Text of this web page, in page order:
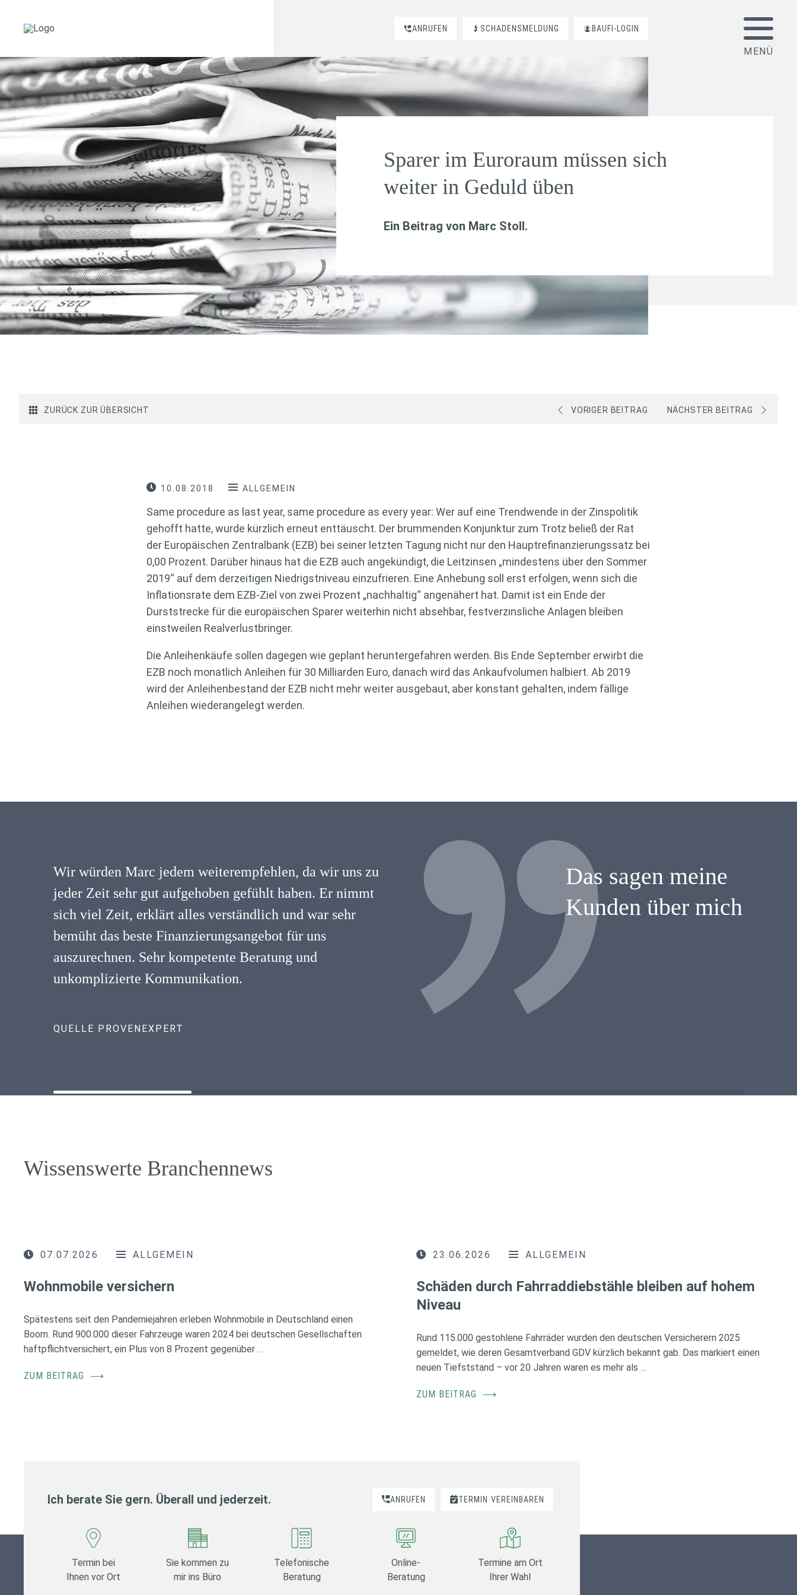
ANRUFEN SCHADENSMELDUNG BAUFI-LOGIN
Sparer im Euroraum müssen sich
weiter in Geduld üben
Ein Beitrag von Marc Stoll.
ZURÜCK ZUR ÜBERSICHT VORIGER BEITRAG NÄCHSTER BEITRAG
10.08.2018 ALLGEMEIN
Same procedure as last year, same procedure as every year: Wer auf eine Trendwende in der Zinspolitik
gehofft hatte, wurde kürzlich erneut enttäuscht. Der brummenden Konjunktur zum Trotz beließ der Rat
der Europäischen Zentralbank (EZB) bei seiner letzten Tagung nicht nur den Hauptrefinanzierungssatz bei
0,00 Prozent. Darüber hinaus hat die EZB auch angekündigt, die Leitzinsen „mindestens über den Sommer
2019“ auf dem derzeitigen Niedrigstniveau einzufrieren. Eine Anhebung soll erst erfolgen, wenn sich die
Inflationsrate dem EZB-Ziel von zwei Prozent „nachhaltig“ angenähert hat. Damit ist ein Ende der
Durststrecke für die europäischen Sparer weiterhin nicht absehbar, festverzinsliche Anlagen bleiben
einstweilen Realverlustbringer.
Die Anleihenkäufe sollen dagegen wie geplant heruntergefahren werden. Bis Ende September erwirbt die
EZB noch monatlich Anleihen für 30 Milliarden Euro, danach wird das Ankaufvolumen halbiert. Ab 2019
wird der Anleihenbestand der EZB nicht mehr weiter ausgebaut, aber konstant gehalten, indem fällige
Anleihen wiederangelegt werden.
Das sagen meine
Kunden über mich
Wir würden Marc jedem weiterempfehlen, da wir uns zu
jeder Zeit sehr gut aufgehoben gefühlt haben. Er nimmt
sich viel Zeit, erklärt alles verständlich und war sehr
bemüht das beste Finanzierungsangebot für uns
auszurechnen. Sehr kompetente Beratung und
unkomplizierte Kommunikation.
QUELLE PROVENEXPERT
Wissenswerte Branchennews
07.07.2026 ALLGEMEIN
Wohnmobile versichern
Spätestens seit den Pandemiejahren erleben Wohnmobile in Deutschland einen
Boom. Rund 900.000 dieser Fahrzeuge waren 2024 bei deutschen Gesellschaften
haftpflichtversichert, ein Plus von 8 Prozent gegenüber …
ZUM BEITRAG ⟶
23.06.2026 ALLGEMEIN
Schäden durch Fahrraddiebstähle bleiben auf hohem
Niveau
Rund 115.000 gestohlene Fahrräder wurden den deutschen Versicherern 2025
gemeldet, wie deren Gesamtverband GDV kürzlich bekannt gab. Das markiert einen
neuen Tiefststand – vor 20 Jahren waren es mehr als …
ZUM BEITRAG ⟶
Ich berate Sie gern. Überall und jederzeit. ANRUFEN TERMIN VEREINBAREN
Termin bei
Ihnen vor Ort
Sie kommen zu
mir ins Büro
Telefonische
Beratung
Online-
Beratung
Termine am Ort
Ihrer Wahl